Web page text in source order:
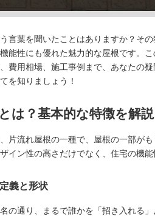
う言葉を聞いたことはありますか？そ
能性にも優れた魅力的な屋根です。
費用相場、施工事例まで、あなたの
を知りましょう！
は？基本的な特徴を解説
、片流れ屋根の一種で、屋根の一部が
イン性の高さだけでなく、住宅の機
義と形状
の通り、まるで誰かを「招き入れる